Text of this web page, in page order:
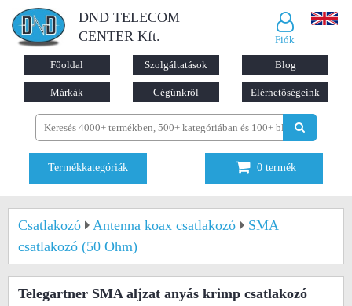
DND TELECOM
CENTER Kft.
Fiók
Főoldal Szolgáltatások Blog
Márkák Cégünkről Elérhetőségeink
Termékkategóriák 0 termék
Csatlakozó Antenna koax csatlakozó
SMA
csatlakozó (50 Ohm)
Telegartner SMA aljzat anyás krimp csatlakozó